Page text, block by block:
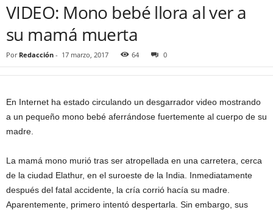
VIDEO: Mono bebé llora al ver a
su mamá muerta
Por Redacción - 17 marzo, 2017 64 0
En Internet ha estado circulando un desgarrador video mostrando
a un pequeño mono bebé aferrándose fuertemente al cuerpo de su
madre.
La mamá mono murió tras ser atropellada en una carretera, cerca
de la ciudad Elathur, en el suroeste de la India. Inmediatamente
después del fatal accidente, la cría corrió hacía su madre.
Aparentemente, primero intentó despertarla. Sin embargo, sus